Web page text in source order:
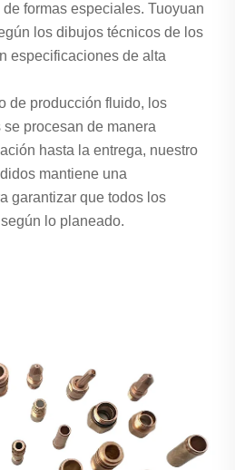
formas especiales. Tuoyuan
los dibujos técnicos de los
especificaciones de alta
de producción fluido, los
procesan de manera
hasta la entrega, nuestro
mantiene una
garantizar que todos los
lo planeado.